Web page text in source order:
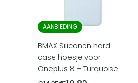
AANBIEDING
BMAX Siliconen hard
case hoesje voor
Oneplus 8 – Turquoise